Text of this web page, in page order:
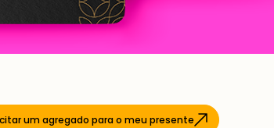
um agregado para o meu presente